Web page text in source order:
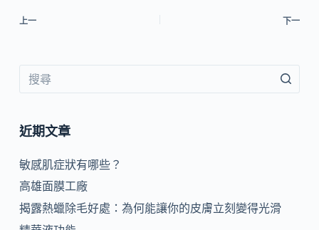
上一 下一
近期文章
敏感肌症狀有哪些？
高雄面膜工廠
揭露熱蠟除毛好處：為何能讓你的皮膚立刻變得光滑